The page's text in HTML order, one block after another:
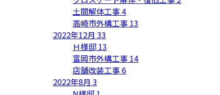
土間解体工事4
高崎市外構工事 13
2022年12月 33
Ｈ様邸 13
富岡市外構工事 14
店舗改装工事6
2022年8月 3